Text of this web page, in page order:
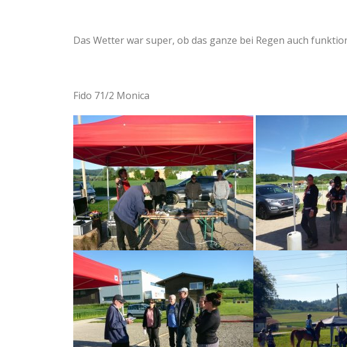
Das Wetter war super, ob das ganze bei Regen auch
Fido 71/2 Monica